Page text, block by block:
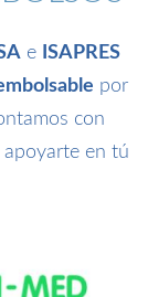
e ISAPRES
por
con
apoyarte en tú